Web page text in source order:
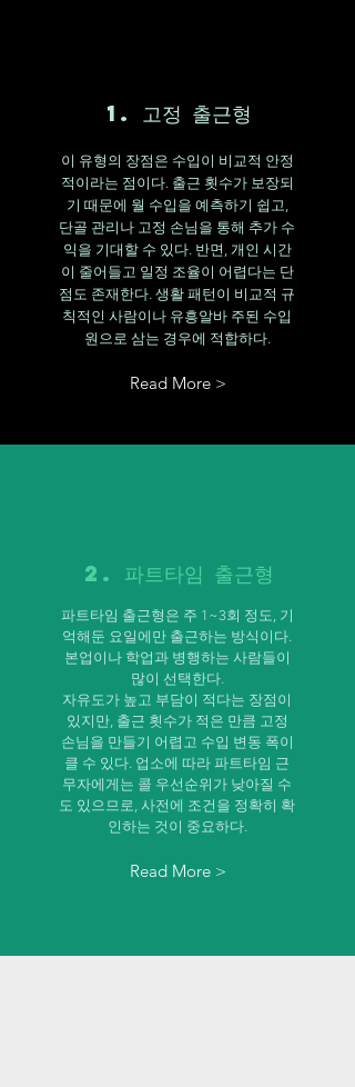
1. 고정 출근형
이 유형의 장점은 수입이 비교적 안정
적이라는 점이다. 출근 횟수가 보장되
기 때문에 월 수입을 예측하기 쉽고,
단골 관리나 고정 손님을 통해 추가 수
익을 기대할 수 있다. 반면, 개인 시간
이 줄어들고 일정 조율이 어렵다는 단
점도 존재한다. 생활 패턴이 비교적 규
칙적인 사람이나 유흥알바 주된 수입
원으로 삼는 경우에 적합하다.
Read More >
2. 파트타임 출근형
파트타임 출근형은 주 1~3회 정도, 기
억해둔 요일에만 출근하는 방식이다.
본업이나 학업과 병행하는 사람들이
많이 선택한다.
자유도가 높고 부담이 적다는 장점이
있지만, 출근 횟수가 적은 만큼 고정
손님을 만들기 어렵고 수입 변동 폭이
클 수 있다. 업소에 따라 파트타임 근
무자에게는 콜 우선순위가 낮아질 수
도 있으므로, 사전에 조건을 정확히 확
인하는 것이 중요하다.
Read More >